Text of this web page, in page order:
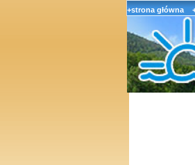
+strona główna